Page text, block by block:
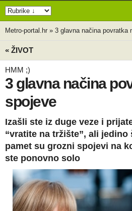
Metro-portal.hr » 3 glavna načina povratka
« ŽIVOT
HMM ;)
3 glavna načina
spojeve
Izašli ste iz duge veze i
“vratite na tržište”, ali jedino
pamet su grozni spojevi na
ste ponovno solo